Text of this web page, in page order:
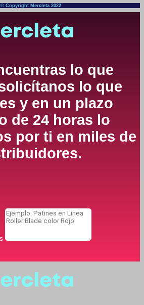
© Copyright Mercleta 2022
lo que
lo que
y en un plazo
de 24 horas lo
por ti en miles de